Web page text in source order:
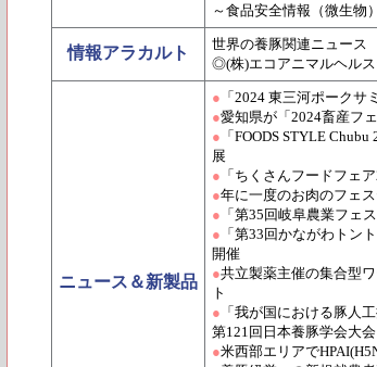
～食品安全情報（微生物
情報アラカルト
世界の養豚関連ニュース
◎(株)エコアニマルヘル
ニュース＆新製品
● 「2024 東三河ポーク
●愛知県が「2024畜産フ
● 「FOODS STYLE
展
● 「ちくさんフードフェ
●年に一度のお肉のフェ
● 「第35回岐阜農業フェ
● 「第33回かながわトン
開催
●共立製薬主催の集合型
ト
● 「我が国における豚人
第121回日本養豚学会大会
●米西部エリアで